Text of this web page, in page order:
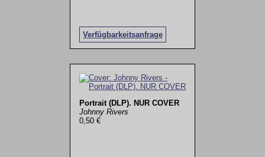
Verfügbarkeitsanfrage
Portrait (DLP). NUR COVER
Johnny Rivers
0,50 €